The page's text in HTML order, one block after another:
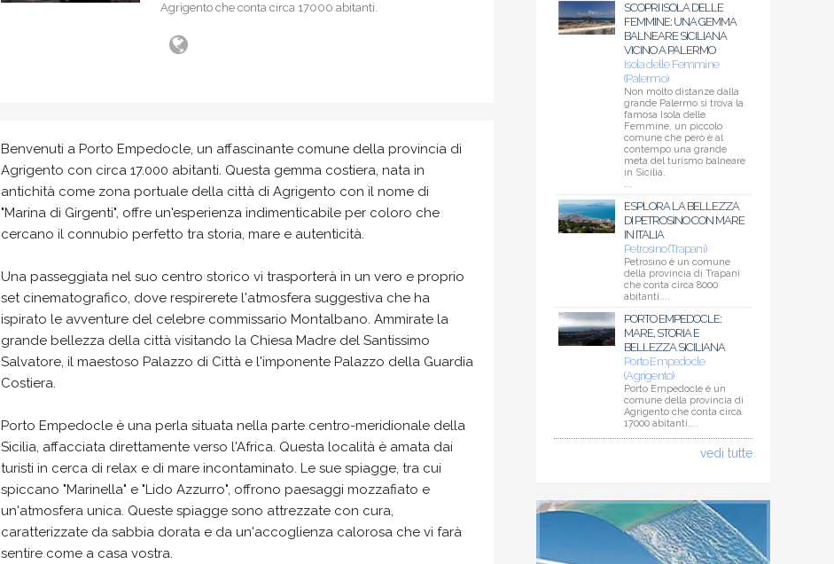
Agrigento che conta circa 17000 abitanti.
Benvenuti a Porto Empedocle, un affascinante comune della provincia di
Agrigento con circa 17.000 abitanti. Questa gemma costiera, nata in
antichità come zona portuale della città di Agrigento con il nome di
"Marina di Girgenti", offre un'esperienza indimenticabile per coloro che
cercano il connubio perfetto tra storia, mare e autenticità.
Una passeggiata nel suo centro storico vi trasporterà in un vero e proprio
set cinematografico, dove respirerete l'atmosfera suggestiva che ha
ispirato le avventure del celebre commissario Montalbano. Ammirate la
grande bellezza della città visitando la Chiesa Madre del Santissimo
Salvatore, il maestoso Palazzo di Città e l'imponente Palazzo della Guardia
Costiera.
Porto Empedocle è una perla situata nella parte centro-meridionale della
Sicilia, affacciata direttamente verso l'Africa. Questa località è amata dai
turisti in cerca di relax e di mare incontaminato. Le sue spiagge, tra cui
spiccano "Marinella" e "Lido Azzurro", offrono paesaggi mozzafiato e
un'atmosfera unica. Queste spiagge sono attrezzate con cura,
caratterizzate da sabbia dorata e da un'accoglienza calorosa che vi farà
sentire come a casa vostra.
SCOPRI ISOLA DELLE
FEMMINE: UNA GEMMA
BALNEARE SICILIANA
VICINO A PALERMO
Isola delle Femmine
(Palermo)
Non molto distanze dalla
grande Palermo si trova la
famosa Isola delle
Femmine, un piccolo
comune che però è al
contempo una grande
meta del turismo balneare
in Sicilia.
...
ESPLORA LA BELLEZZA
DI PETROSINO CON MARE
IN ITALIA
Petrosino (Trapani)
Petrosino è un comune
della provincia di Trapani
che conta circa 8000
abitanti....
PORTO EMPEDOCLE:
MARE, STORIA E
BELLEZZA SICILIANA
Porto Empedocle
(Agrigento)
Porto Empedocle è un
comune della provincia di
Agrigento che conta circa
17000 abitanti....
vedi tutte